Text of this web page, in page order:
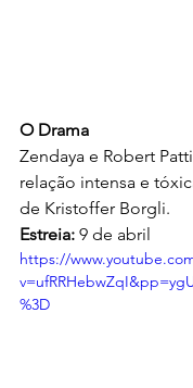
O Drama
Zendaya e Robert
relação intensa e
de Kristoffer Borgli.
Estreia: 9 de abril
https://
%3D